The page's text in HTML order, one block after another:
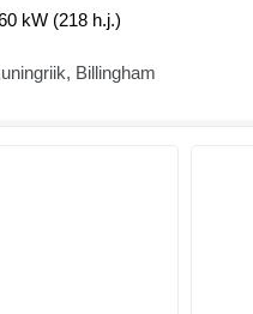
kW (218 h.j.)
Billingham